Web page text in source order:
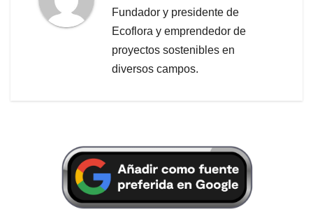
Fundador y presidente de
Ecoflora y emprendedor de
proyectos sostenibles en
diversos campos.